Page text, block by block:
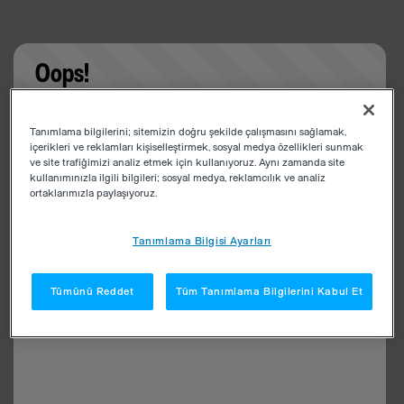
Oops!
app
Tanımlama bilgilerini; sitemizin doğru şekilde çalışmasını sağlamak,
içerikleri ve reklamları kişiselleştirmek, sosyal medya özellikleri sunmak
ve site trafiğimizi analiz etmek için kullanıyoruz. Aynı zamanda site
kullanımınızla ilgili bilgileri; sosyal medya, reklamcılık ve analiz
ortaklarımızla paylaşıyoruz.
Tanımlama Bilgisi Ayarları
Tümünü Reddet Tüm Tanımlama Bilgilerini Kabul Et